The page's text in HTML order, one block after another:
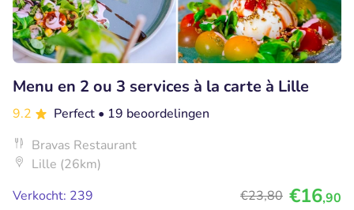
Menu en 2 ou 3 services à la carte à Lille
9.2 Perfect • 19 beoordelingen
Bravas Restaurant
Lille (26km)
Verkocht: 239
€23,80 €16,90